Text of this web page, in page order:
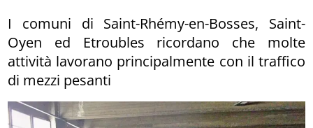
I comuni di Saint-Rhémy-en-Bosses, Saint-
Oyen ed Etroubles ricordano che molte
attività lavorano principalmente con il traffico
di mezzi pesanti